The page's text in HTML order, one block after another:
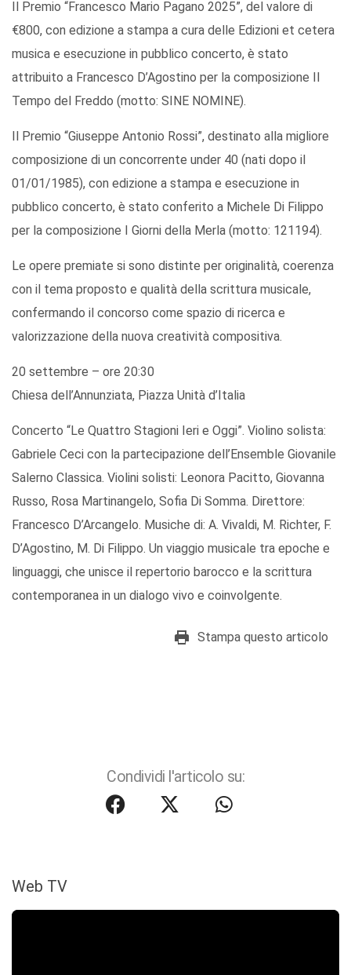
Il Premio “Francesco Mario Pagano 2025”, del valore di
€800, con edizione a stampa a cura delle Edizioni et cetera
musica e esecuzione in pubblico concerto, è stato
attribuito a Francesco D’Agostino per la composizione Il
Tempo del Freddo (motto: SINE NOMINE).
Il Premio “Giuseppe Antonio Rossi”, destinato alla migliore
composizione di un concorrente under 40 (nati dopo il
01/01/1985), con edizione a stampa e esecuzione in
pubblico concerto, è stato conferito a Michele Di Filippo
per la composizione I Giorni della Merla (motto: 121194).
Le opere premiate si sono distinte per originalità, coerenza
con il tema proposto e qualità della scrittura musicale,
confermando il concorso come spazio di ricerca e
valorizzazione della nuova creatività compositiva.
20 settembre – ore 20:30
Chiesa dell’Annunziata, Piazza Unità d’Italia
Concerto “Le Quattro Stagioni Ieri e Oggi”. Violino solista:
Gabriele Ceci con la partecipazione dell’Ensemble Giovanile
Salerno Classica. Violini solisti: Leonora Pacitto, Giovanna
Russo, Rosa Martinangelo, Sofia Di Somma. Direttore:
Francesco D’Arcangelo. Musiche di: A. Vivaldi, M. Richter, F.
D’Agostino, M. Di Filippo. Un viaggio musicale tra epoche e
linguaggi, che unisce il repertorio barocco e la scrittura
contemporanea in un dialogo vivo e coinvolgente.
Stampa questo articolo
Condividi l'articolo su:
Web TV